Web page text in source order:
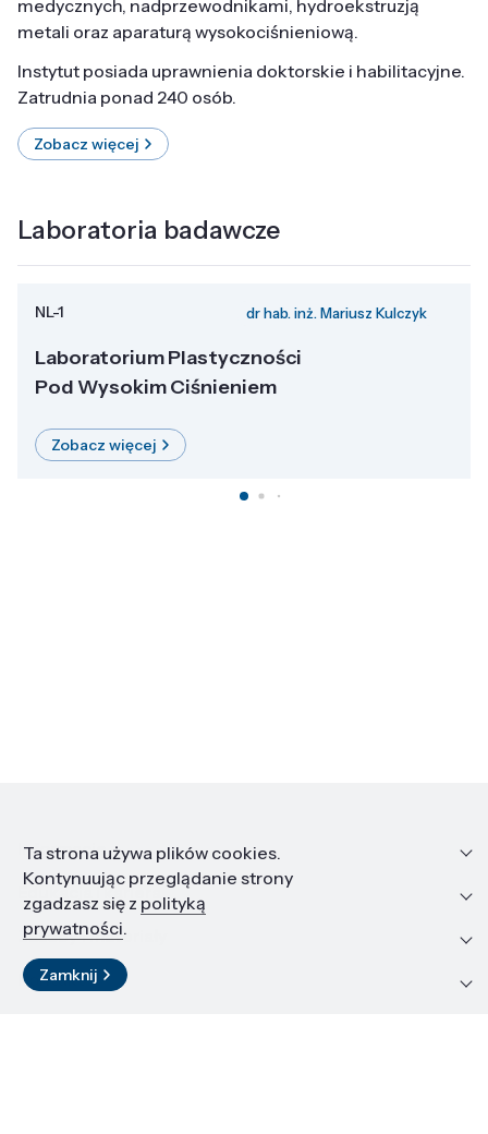
medycznych, nadprzewodnikami, hydroekstruzją
metali oraz aparaturą wysokociśnieniową.
Instytut posiada uprawnienia doktorskie i habilitacyjne.
Zatrudnia ponad 240 osób.
Zobacz więcej
Laboratoria badawcze
NL-1 dr hab. inż. Mariusz Kulczyk
Laboratorium Plastyczności
Pod Wysokim Ciśnieniem
Zobacz więcej
Informacje
Edukacja i kariera
Zasoby i materiały
Kontakt
Ta strona używa plików cookies.
Kontynuując przeglądanie strony
zgadzasz się z polityką
prywatności.
Zamknij